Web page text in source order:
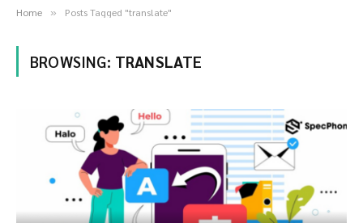
Home » Posts Tagged "translate"
BROWSING: TRANSLATE